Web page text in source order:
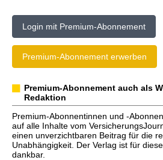
Login mit Premium-Abonnement
Premium-Abonnement erwerben
Premium-Abonnement auch als
Redaktion
Premium-Abonnentinnen und -
auf alle Inhalte vom
einen unverzichtbaren Beitrag für die
Unabhängigkeit. Der Verlag ist für
dankbar.